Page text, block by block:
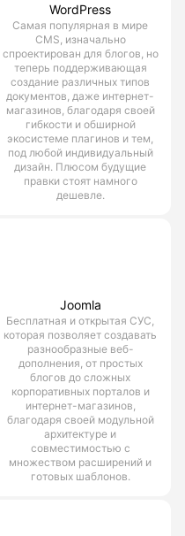
WordPress
Самая популярная в мире
CMS, изначально
спроектирован для блогов, но
теперь поддерживающая
создание различных типов
документов, даже интернет-
магазинов, благодаря своей
гибкости и обширной
экосистеме плагинов и тем,
под любой индивидуальный
дизайн. Плюсом будущие
правки стоят намного
дешевле.
Joomla
Бесплатная и открытая СУС,
которая позволяет создавать
разнообразные веб-
дополнения, от простых
блогов до сложных
корпоративных порталов и
интернет-магазинов,
благодаря своей модульной
архитектуре и
совместимостью с
множеством расширений и
готовых шаблонов.